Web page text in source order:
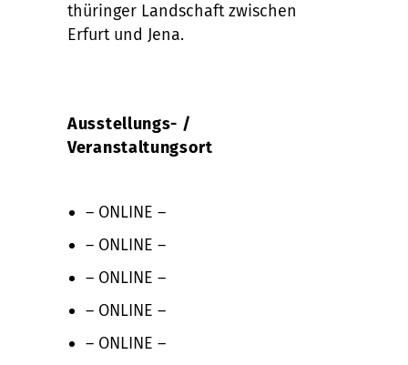
thüringer Landschaft zwischen
Erfurt und Jena.
Ausstellungs- /
Veranstaltungsort
– ONLINE –
– ONLINE –
– ONLINE –
– ONLINE –
– ONLINE –